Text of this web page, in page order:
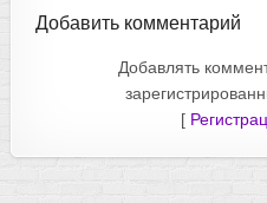
Добавить комментарий
Добавлять
[